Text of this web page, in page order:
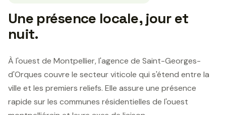
Une présence locale, jour et
nuit.
À l'ouest de Montpellier, l'agence de Saint-Georges-
d'Orques couvre le secteur viticole qui s'étend entre la
ville et les premiers reliefs. Elle assure une présence
rapide sur les communes résidentielles de l'ouest